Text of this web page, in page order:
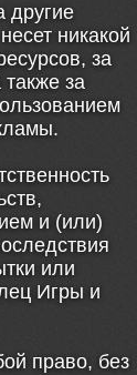
другие
никакой
за
за
и (или)
или
Игры и
право, без